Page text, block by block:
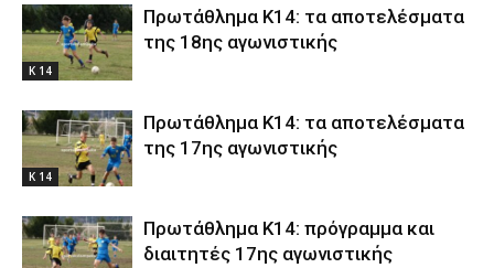
Κ 14
Πρωτάθλημα Κ14: τα αποτελέσματα
της 18ης αγωνιστικής
Κ 14
Πρωτάθλημα Κ14: τα αποτελέσματα
της 17ης αγωνιστικής
Πρωτάθλημα Κ14: πρόγραμμα και
διαιτητές 17ης αγωνιστικής